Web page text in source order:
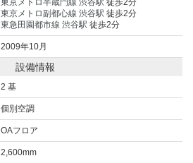
東京メトロ半蔵門線 渋谷駅 徒歩2分
東京メトロ副都心線 渋谷駅 徒歩2分
東急田園都市線 渋谷駅 徒歩2分
2009年10月
設備情報
2 基
個別空調
OAフロア
2,600mm